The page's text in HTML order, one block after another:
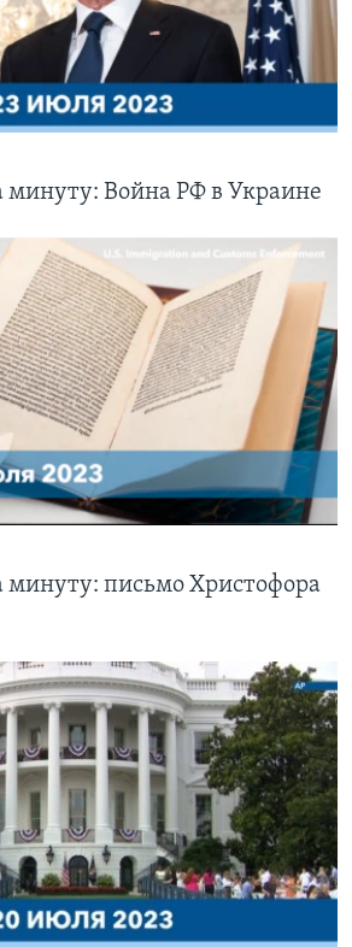
Война РФ в Украине
письмо Христофора